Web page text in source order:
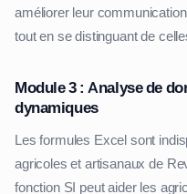
améliorer leur
tout en se distinguant de
Module 3 : Analyse de
dynamiques
Les formules Excel sont
agricoles et artisanaux de
fonction SI peut aider les